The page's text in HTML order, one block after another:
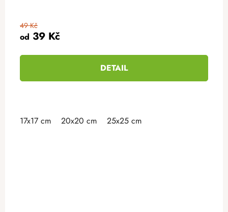
od 39 Kč
49 Kč
DETAIL
17x17 cm 20x20 cm 25x25 cm